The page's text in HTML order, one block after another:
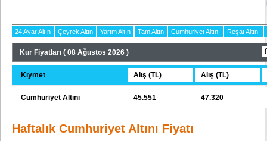
24 Ayar Altın Çeyrek Altın Yarım Altın Tam Altın Cumhuriyet Altını Reşat Altını
Kur Fiyatları ( 08 Ağustos 2026 )
Kıymet Alış (TL) Alış (TL)
Cumhuriyet Altını 45.551 47.320
Haftalık Cumhuriyet Altını Fiyatı